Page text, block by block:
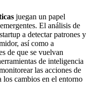
juegan un papel
El análisis de
a detectar patrones y
así como a
de que se vuelvan
de inteligencia
las acciones de
los cambios en el entorno